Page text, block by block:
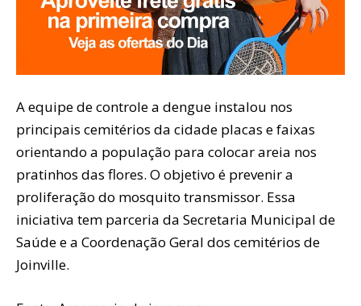
A equipe de controle a dengue instalou nos
principais cemitérios da cidade placas e faixas
orientando a população para colocar areia nos
pratinhos das flores. O objetivo é prevenir a
proliferação do mosquito transmissor. Essa
iniciativa tem parceria da Secretaria Municipal de
Saúde e a Coordenação Geral dos cemitérios de
Joinville.